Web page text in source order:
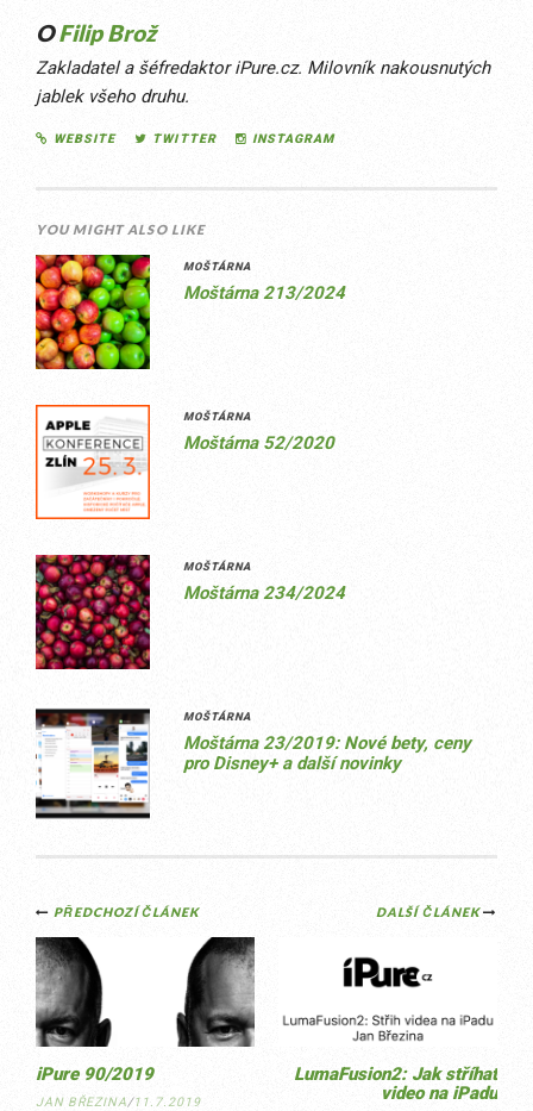
O Filip Brož
Zakladatel a šéfredaktor iPure.cz. Milovník nakousnutých
jablek všeho druhu.
WEBSITE TWITTER INSTAGRAM
YOU MIGHT ALSO LIKE
MOŠTÁRNA
Moštárna 213/2024
MOŠTÁRNA
Moštárna 52/2020
MOŠTÁRNA
Moštárna 234/2024
MOŠTÁRNA
Moštárna 23/2019: Nové bety, ceny
pro Disney+ a další novinky
Post
navigation
DALŠÍ ČLÁNEK
LumaFusion2: Jak stříhat
video na iPadu
PŘEDCHOZÍ ČLÁNEK
iPure 90/2019
JAN BŘEZINA/11.7.2019